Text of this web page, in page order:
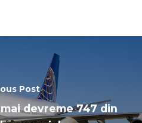
Post
devreme 747 din